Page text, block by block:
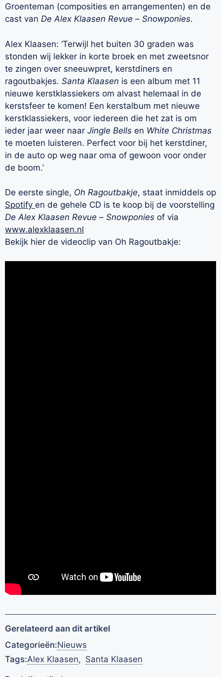
Groenteman (composities en arrangementen) en de
cast van De Alex Klaasen Revue – Snowponies.
Alex Klaasen: ‘Terwijl het buiten 30 graden was
stonden wij lekker in korte broek en met zweetsnor
te zingen over sneeuwpret, kerstdiners en
ragoutbakjes. Santa Klaasen is een album met 11
nieuwe kerstklassiekers om alvast helemaal in de
kerstsfeer te komen! Een kerstalbum met nieuwe
kerstklassiekers, voor iedereen die het zat is om
ieder jaar weer naar Jingle Bells en White Christmas
te moeten luisteren. Perfect voor bij het kerstdiner,
in de auto op weg naar oma of gewoon voor onder
de boom.’
De eerste single, Oh Ragoutbakje, staat inmiddels op
Spotify en de gehele CD is te koop bij de voorstelling
De Alex Klaasen Revue – Snowponies of via
www.alexklaasen.nl
Bekijk hier de videoclip van Oh Ragoutbakje:
Gerelateerd aan dit artikel
Categorieën:Nieuws
Tags:Alex Klaasen, Santa Klaasen